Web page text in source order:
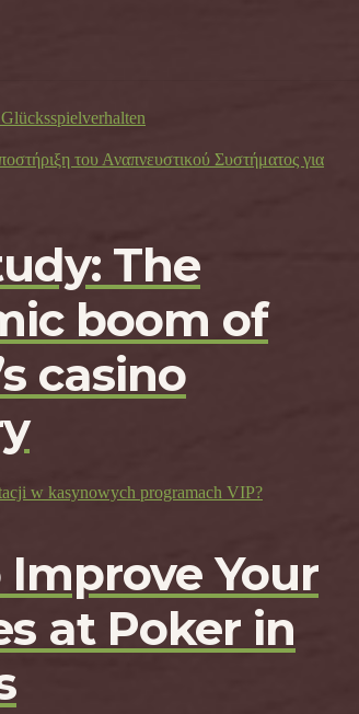
του Αναπνευστικού Συστήματος για
The
boom of
casino
w kasynowych programach VIP?
Your
at Poker in